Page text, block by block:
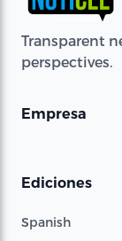
Transparent
perspectives.
Empresa
Ediciones
Spanish